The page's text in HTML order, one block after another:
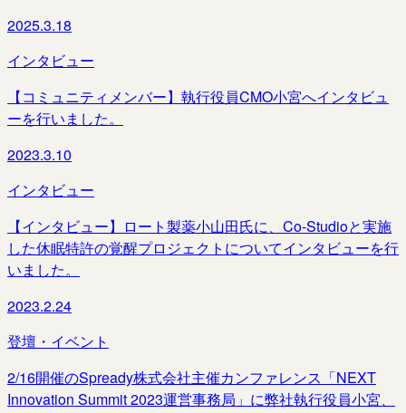
2025.3.18
インタビュー
【コミュニティメンバー】執行役員CMO小宮へインタビュ
ーを行いました。
2023.3.10
インタビュー
【インタビュー】ロート製薬小山田氏に、Co-Studioと実施
した休眠特許の覚醒プロジェクトについてインタビューを行
いました。
2023.2.24
登壇・イベント
2/16開催のSpready株式会社主催カンファレンス「NEXT
Innovation Summit 2023運営事務局」に弊社執行役員小宮、